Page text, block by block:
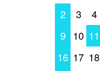
2
3 4
9
10 11
16 17 18